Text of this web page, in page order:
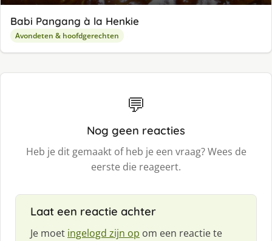
Babi Pangang à la Henkie
Avondeten & hoofdgerechten
💬
Nog geen reacties
Heb je dit gemaakt of heb je een vraag? Wees de
eerste die reageert.
Laat een reactie achter
Je moet ingelogd zijn op om een reactie te